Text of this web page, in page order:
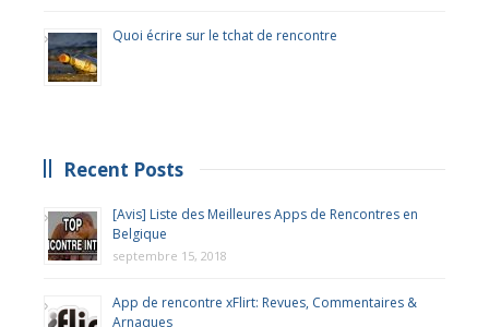
Quoi écrire sur le tchat de rencontre
Recent Posts
[Avis] Liste des Meilleures Apps de Rencontres en
Belgique
septembre 15, 2018
App de rencontre xFlirt: Revues, Commentaires &
Arnaques